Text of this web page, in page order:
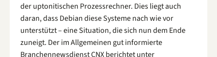
der uptonitischen Prozessrechner. Dies liegt auch
daran, dass Debian diese Systeme nach wie vor
unterstützt – eine Situation, die sich nun dem Ende
zuneigt. Der im Allgemeinen gut informierte
Branchennewsdienst CNX berichtet unter